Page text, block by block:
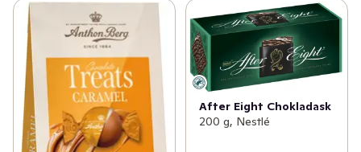
After Eight Chokladask
200 g, Nestlé